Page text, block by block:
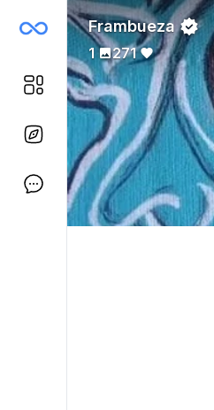
Frambueza
1 271